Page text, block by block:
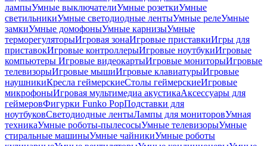
лампыУмные выключателиУмные розеткиУмные
светильникиУмные светодиодные лентыУмные релеУмные
замкиУмные домофоныУмные карнизыУмные
терморегуляторыИгровая зонаИгровые приставкиИгры для
приставокИгровые контроллерыИгровые ноутбукиИгровые
компьютеры Игровые видеокартыИгровые мониторыИгровые
телевизорыИгровые мышиИгровые клавиатурыИгровые
наушникиКресла геймерскиеСтолы геймерскиеИгровые
микрофоныИгровая мультимедиа акустикаАксессуары для
геймеровФигурки Funko PopПодставки для
ноутбуковСветодиодные лентыЛампы для мониторовУмная
техникаУмные роботы-пылесосыУмные телевизорыУмные
стиральные машиныУмные чайникиУмные роботы